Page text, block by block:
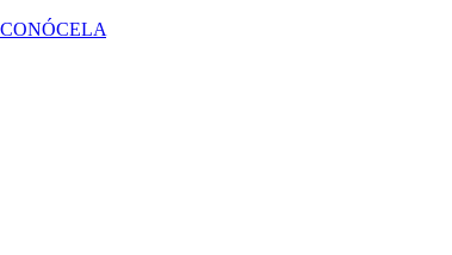
CONÓCELA